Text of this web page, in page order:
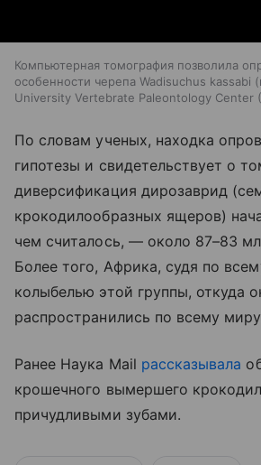
Компьютерная томография позволила
особенности черепа Wadisuchus kassabi
University Vertebrate Paleontology Center
По словам ученых, находка
гипотезы и свидетельствует о
диверсификация дирозаврид
крокодилообразных ящеров)
чем считалось, — около 87–83
Более того, Африка, судя по
колыбелью этой группы, откуда
распространились по всему
Ранее Наука Mail рассказывала
крошечного вымершего
причудливыми зубами.